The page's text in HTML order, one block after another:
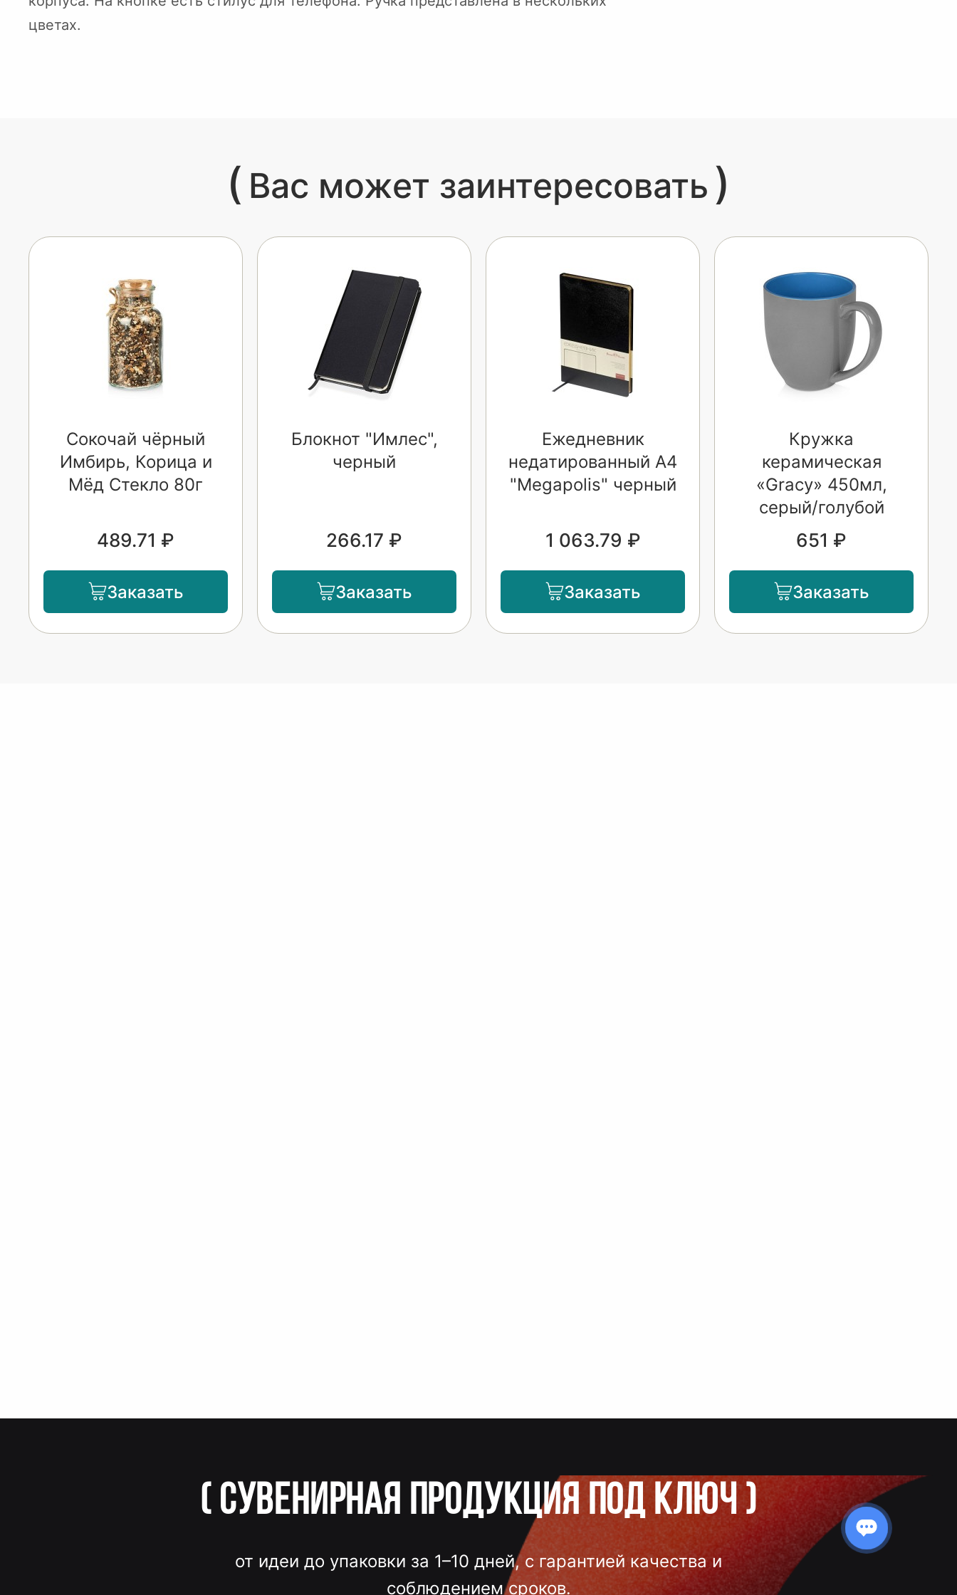
цветах.
( Вас может заинтересовать )
Сокочай чёрный
Имбирь, Корица и
Мёд Стекло 80г
489.71 ₽
Заказать
Блокнот "Имлес",
черный
266.17 ₽
Заказать
Ежедневник
недатированный А4
"Megapolis" черный
1 063.79 ₽
Заказать
Кружка
керамическая
«Gracy» 450мл,
серый/голубой
651 ₽
Заказать
( Сувенирная продукция под ключ)
от идеи до упаковки за 1–10 дней, с гарантией качества и
соблюдением сроков.